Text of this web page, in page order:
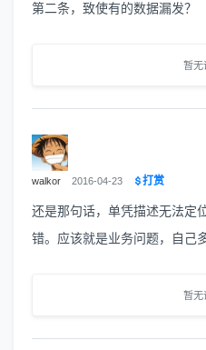
第二条，致使有的数据漏发？
暂无
walkor 2016-04-23 打赏
还是那句话，单凭描述无法定
错。应该就是业务问题，自己
暂无